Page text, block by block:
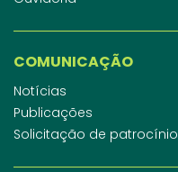
COMUNICAÇÃO
Notícias
Publicações
Solicitação de patrocínio